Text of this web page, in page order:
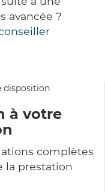
avancée ?
à votre
complètes
la prestation